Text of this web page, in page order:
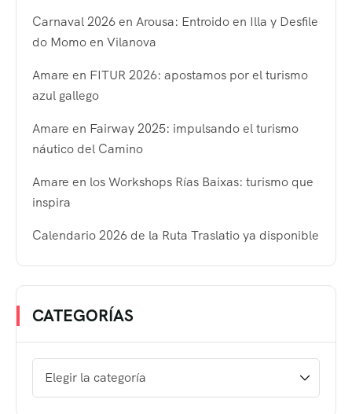
Carnaval 2026 en Arousa: Entroido en Illa y Desfile
do Momo en Vilanova
Amare en FITUR 2026: apostamos por el turismo
azul gallego
Amare en Fairway 2025: impulsando el turismo
náutico del Camino
Amare en los Workshops Rías Baixas: turismo que
inspira
Calendario 2026 de la Ruta Traslatio ya disponible
CATEGORÍAS